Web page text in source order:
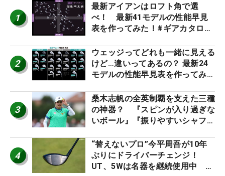
1
最新アイアンはロフト角で選
べ！ 最新41モデルの性能早見
表を作ってみた！#ギアカタログ
2
ウェッジってどれも一緒に見える
けど…違いってあるの？ 最新24
モデルの性能早見表を作ってみ
3
桑木志帆の全英制覇を支えた三種
の神器？ 『スピンが入り過ぎな
いボール』『振りやすいシャフ
ー』 #女子プロセッティング
4
“替えないプロ”今平周吾が10年
ぶりにドライバーチェンジ！
UT、5Wは名器を継続使用中 #